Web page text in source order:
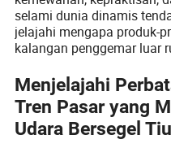
selami dunia dinamis
jelajahi mengapa produk-
kalangan penggemar luar
Menjelajahi
Tren Pasar yang
Udara Bersegel